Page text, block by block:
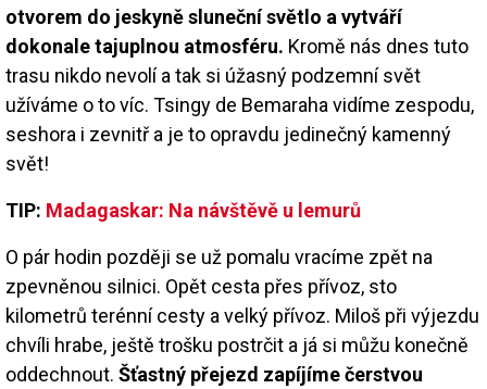
otvorem do jeskyně sluneční světlo a vytváří
dokonale tajuplnou atmosféru. Kromě nás dnes tuto
trasu nikdo nevolí a tak si úžasný podzemní svět
užíváme o to víc. Tsingy de Bemaraha vidíme zespodu,
seshora i zevnitř a je to opravdu jedinečný kamenný
svět!
TIP: Madagaskar: Na návštěvě u lemurů
O pár hodin později se už pomalu vracíme zpět na
zpevněnou silnici. Opět cesta přes přívoz, sto
kilometrů terénní cesty a velký přívoz. Miloš při výjezdu
chvíli hrabe, ještě trošku postrčit a já si můžu konečně
oddechnout. Šťastný přejezd zapíjíme čerstvou